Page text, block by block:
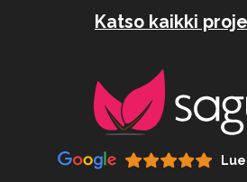
Katso kaikki